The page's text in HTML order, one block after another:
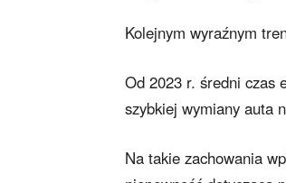
Kolejnym wyraźnym
Od 2023 r. średni czas
szybkiej wymiany auta
Na takie zachowania